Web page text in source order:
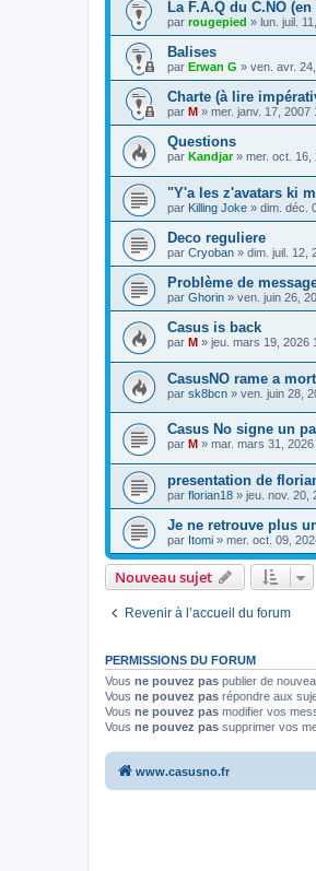
La F.A.Q du C.NO
par rougepied » lun. juil.
Balises
par Erwan G » ven. avr.
Charte (à lire
par M » mer. janv. 17, 2007
Questions
par Kandjar» mer. oct. 16,
"Y'a les z'avatars ki
par Killing Joke » dim. déc.
Deco reguliere
par Cryoban » dim. juil. 12,
Problème de
par Ghorin » ven. juin 26,
Casus is back
par M » jeu. mars 19, 2026
CasusNO rame a mort
par sk8bcn » ven. juin 28,
Casus No signe un
par M » mar. mars 31,
presentation de
par florian18 » jeu. nov. 20,
Je ne retrouve plus
par Itomi » mer. oct. 09,
Nouveau sujet
Revenir à l’accueil du forum
PERMISSIONS DU FORUM
Vous ne pouvez pas publier de
Vous ne pouvez pas répondre aux
Vous ne pouvez pas modifier vos
Vous ne pouvez pas supprimer vos
www.casusno.fr